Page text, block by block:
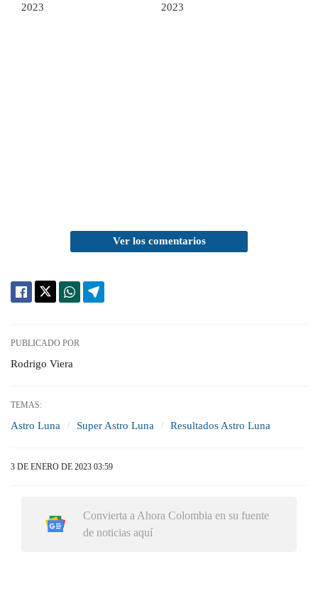
2023
2023
Ver los comentarios
PUBLICADO POR
Rodrigo Viera
TEMAS:
Astro Luna Super Astro Luna Resultados Astro Luna
3 DE ENERO DE 2023 03:59
Convierta a Ahora Colombia en su fuente
de noticias aquí